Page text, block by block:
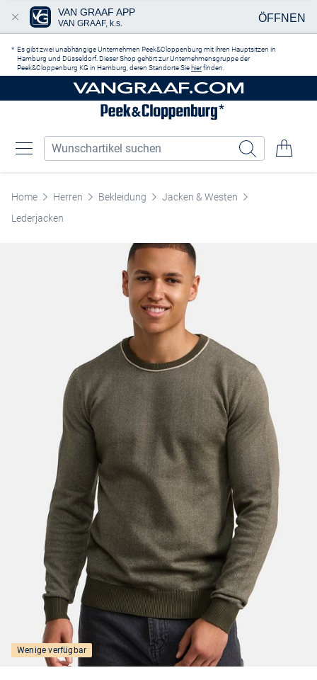
Es gibt zwei unabhängige Unternehmen Peek&Cloppenburg mit ihren Hauptsitzen in
Hamburg und Düsseldorf. Dieser Shop gehört zur Unternehmensgruppe der
Peek&Cloppenburg KG in Hamburg, deren Standorte Sie hierfinden.
Home Herren Bekleidung
Jacken & Westen
Lederjacken
Wenige verfügbar
VAN GRAAF APP
VAN GRAAF, k.s. ÖFFNEN